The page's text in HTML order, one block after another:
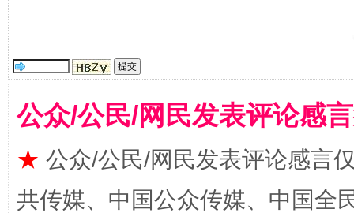
全民健身五年计划来了！等你上场
公众/公民/网民发表评论感
★ 公众/公民/网民发表评论感言
共传媒、中国公众传媒、中国全